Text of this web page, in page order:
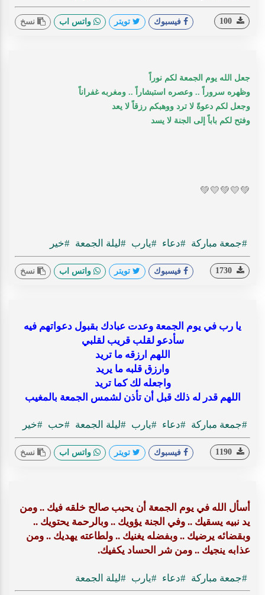
فيسبوك تويتر واتس اب نسخ
جعل الله يوم الجمعة لكم نوراً
وظهره سروراً .. وعصره استبشاراً .. ومغربه غفراناً
وجعل لكم دعوةً لا ترد ووهبكم رزقاً لا يعد
وفتح لكم باباً إلى الجنة لا يسد
💚
💛
💚
💛
💚
#جمعة مباركة #دعاء #يارب #ليلة الجمعة #خير
فيسبوك تويتر واتس اب نسخ
يا رب في يوم الجمعة وعدت عبادك بقبول دعواتهم فيه
سأدعو لقلب قريب لقلبي
اللهم ارزقه ما تريد
وارزق قلبه ما يريد
واجعله لك كما تريد
اللهم قدر له ذلك قبل أن تأذن لشمس الجمعة بالمغيب
#جمعة مباركة #دعاء #يارب #ليلة الجمعة #حب #خير
فيسبوك تويتر واتس اب نسخ
أسأل الله في يوم الجمعة أن يحبب صالح خلقه فيك .. ومن
يد نبيه يسقيك .. وفي الجنة يؤويك .. وبالرحمة يحتويك ..
وبقضائه يرضيك .. وبفضله يغنيك .. ولطاعته يهديك .. ومن
عذابه ينجيك .. ومن شر الحساد يكفيك.
#جمعة مباركة #دعاء #يارب #ليلة الجمعة